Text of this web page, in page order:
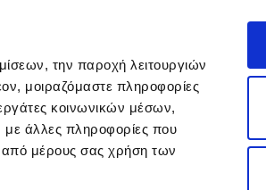
την παροχή λειτουργιών
μοιραζόμαστε πληροφορίες
κοινωνικών μέσων,
με άλλες πληροφορίες που
από μέρους σας χρήση των
Ιδιώτες Επιχειρήσεις